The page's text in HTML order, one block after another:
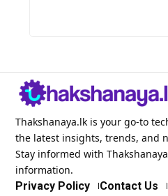
Thakshanaya.lk is your go-to
the latest insights, trends, and
Stay informed with
information.
Privacy Policy
Contact Us